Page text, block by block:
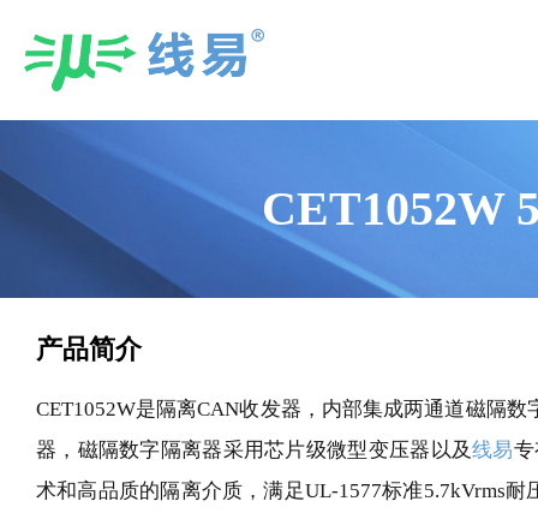
CET1052W
产品简介
CET1052W是隔离CAN收发器，内部集成两通道磁隔
器，磁隔数字隔离器采用芯片级微型变压器以及线易专
术和高品质的隔离介质，满足UL-1577标准5.7kVrms